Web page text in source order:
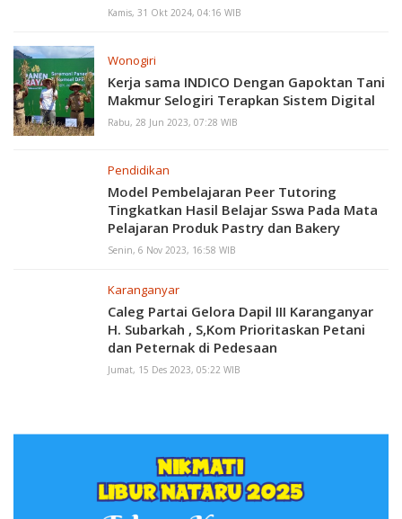
Kamis, 31 Okt 2024, 04:16 WIB
Wonogiri
Kerja sama INDICO Dengan Gapoktan Tani
Makmur Selogiri Terapkan Sistem Digital
Rabu, 28 Jun 2023, 07:28 WIB
Pendidikan
Model Pembelajaran Peer Tutoring
Tingkatkan Hasil Belajar Sswa Pada Mata
Pelajaran Produk Pastry dan Bakery
Senin, 6 Nov 2023, 16:58 WIB
Karanganyar
Caleg Partai Gelora Dapil III Karanganyar
H. Subarkah , S,Kom Prioritaskan Petani
dan Peternak di Pedesaan
Jumat, 15 Des 2023, 05:22 WIB